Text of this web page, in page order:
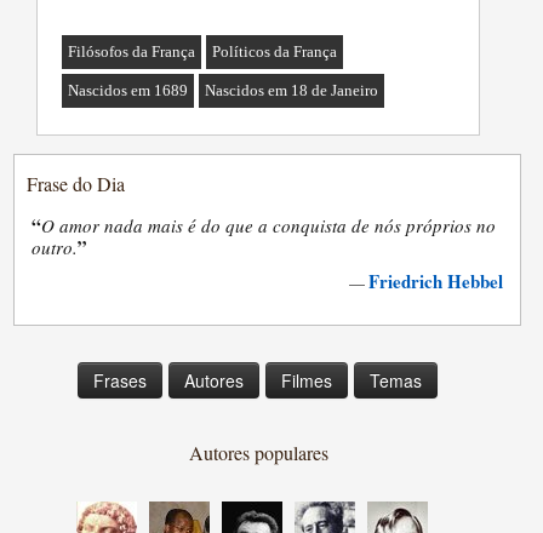
Filósofos da França Políticos da França
Nascidos em 1689 Nascidos em 18 de Janeiro
Frase do Dia
“O amor nada mais é do que a conquista de nós próprios no
outro.”
—Friedrich Hebbel
Frases Autores Filmes Temas
Autores populares